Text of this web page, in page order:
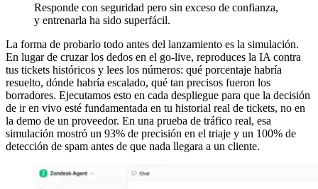
Responde con seguridad pero sin exceso de confianza,
y entrenarla ha sido superfácil.
La forma de probarlo todo antes del lanzamiento es la simulación.
En lugar de cruzar los dedos en el go-live, reproduces la IA contra
tus tickets históricos y lees los números: qué porcentaje habría
resuelto, dónde habría escalado, qué tan precisos fueron los
borradores. Ejecutamos esto en cada despliegue para que la decisión
de ir en vivo esté fundamentada en tu historial real de tickets, no en
la demo de un proveedor. En una prueba de tráfico real, esa
simulación mostró un 93% de precisión en el triaje y un 100% de
detección de spam antes de que nada llegara a un cliente.